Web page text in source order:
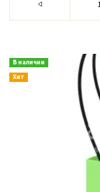
В наличии
Хит